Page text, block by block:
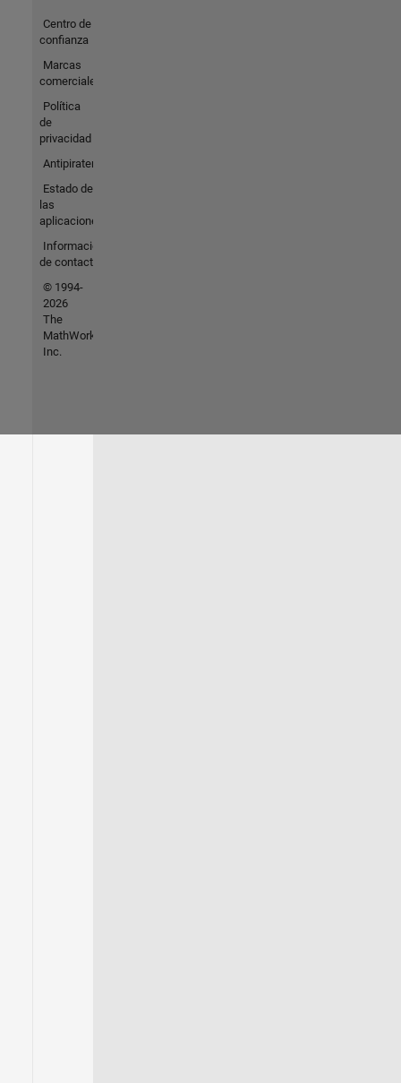
Centro de
confianza
Marcas
comerciales
Política
de
privacidad
Antipiratería
Estado de
las
aplicaciones
Información
de contacto
© 1994-
2026
The
MathWorks,
Inc.